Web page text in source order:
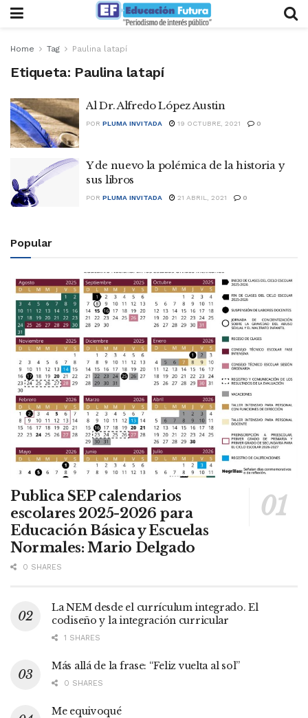
Home Tag Paulina latapí
Etiqueta: Paulina latapí
Al Dr. Alfredo López Austin
POR PLUMA INVITADA 19 OCTUBRE, 2021 0
Y de nuevo la polémica de la historia y
sus libros
POR PLUMA INVITADA 21 ABRIL, 2021 0
Popular
Publica SEP calendarios
escolares 2025-2026 para
Educación Básica y Escuelas
Normales: Mario Delgado
0 SHARES
La NEM desde el currículum integrado. El
codiseño y la integración curricular
1 SHARES
Más allá de la frase: “Feliz vuelta al sol”
0 SHARES
Me equivoqué